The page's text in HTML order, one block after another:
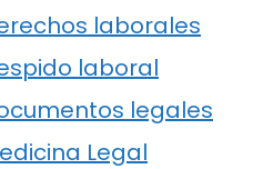
laborales
laboral
legales
Legal